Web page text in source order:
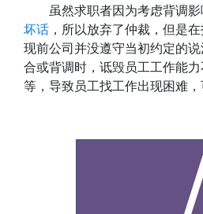
虽然求职者因为考虑背调
坏话 ，所以放弃了仲裁，但是
现前公司并没遵守当初约定的
合或背调时，诋毁员工工作能
等，导致员工找工作出现困难，